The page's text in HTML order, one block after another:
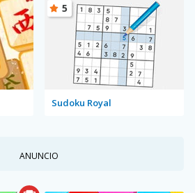
Sudoku Royal
5
ANUNCIO